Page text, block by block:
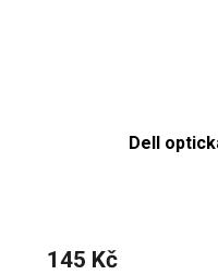
Dell
145 Kč